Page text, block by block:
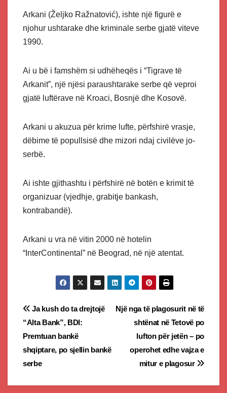
Arkani (Željko Ražnatović), ishte një figurë e
njohur ushtarake dhe kriminale serbe gjatë viteve
1990.
Ai u bë i famshëm si udhëheqës i “Tigrave të
Arkanit”, një njësi paraushtarake serbe që veproi
gjatë luftërave në Kroaci, Bosnjë dhe Kosovë.
Arkani u akuzua për krime lufte, përfshirë vrasje,
dëbime të popullsisë dhe mizori ndaj civilëve jo-
serbë.
Ai ishte gjithashtu i përfshirë në botën e krimit të
organizuar (vjedhje, grabitje bankash,
kontrabandë).
Arkani u vra në vitin 2000 në hotelin
“InterContinental” në Beograd, në një atentat.
Post
navigation
Një nga të plagosurit në të
shtënat në Tetovë po
lufton për jetën – po
operohet edhe vajza e
mitur e plagosur
Ja kush do ta drejtojë
“Alta Bank”, BDI:
Premtuan bankë
shqiptare, po sjellin bankë
serbe